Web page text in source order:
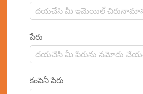
పేరు
కంపెనీ పేరు